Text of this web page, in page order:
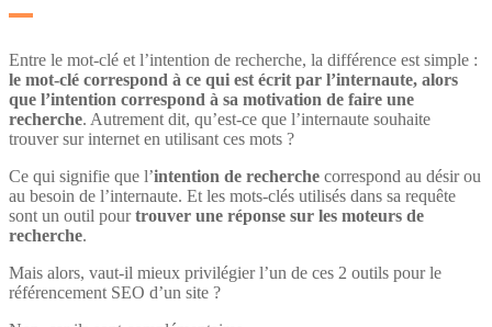
Entre le mot-clé et l’intention de recherche, la différence est simple :
le mot-clé correspond à ce qui est écrit par l’internaute, alors
que l’intention correspond à sa motivation de faire une
recherche. Autrement dit, qu’est-ce que l’internaute souhaite
trouver sur internet en utilisant ces mots ?
Ce qui signifie que l’intention de recherche correspond au désir ou
au besoin de l’internaute. Et les mots-clés utilisés dans sa requête
sont un outil pourtrouver une réponse sur les moteurs de
recherche.
Mais alors, vaut-il mieux privilégier l’un de ces 2 outils pour le
référencement SEO d’un site ?